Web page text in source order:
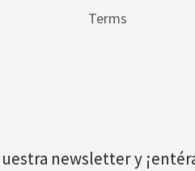
Terms
newsletter y